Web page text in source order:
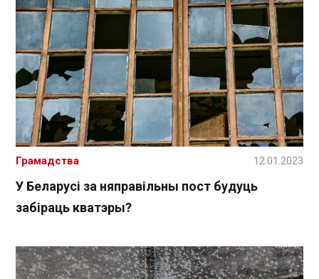
У Беларусі за няправільны пост будуць
забіраць кватэры?
Грамадства 12.01.2023